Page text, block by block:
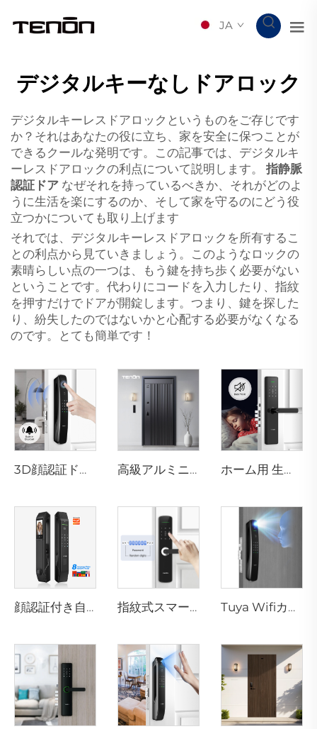
JA
デジタルキーなしドアロック
デジタルキーレスドアロックというものをご存じです
か？それはあなたの役に立ち、家を安全に保つことが
できるクールな発明です。この記事では、デジタルキ
ーレスドアロックの利点について説明します。 指静脈
認証ドア なぜそれを持っているべきか、それがどのよ
うに生活を楽にするのか、そして家を守るのにどう役
立つかについても取り上げます
それでは、デジタルキーレスドアロックを所有するこ
との利点から見ていきましょう。このようなロックの
素晴らしい点の一つは、もう鍵を持ち歩く必要がない
ということです。代わりにコードを入力したり、指紋
を押すだけでドアが開錠します。つまり、鍵を探した
り、紛失したのではないかと心配する必要がなくなる
のです。とても簡単です！
3D顔認証ドアロック カメラ付き 指紋・パスワード・静脈認識 テノンA9 Pro 高級アルミニウム製住宅用玄関ドア メインエントリー対応 M8 ホーム用 生体認証指紋ドアロックハンドル Tuya T15
顔認証付き自動スマート指紋ドアロック D7pro 指紋式スマートロック レバーハンドル・リムピン・カード付き テノンE3 Tuya Wifiカメラ付き自動ID顔認証指紋スマートロック Tenon A9 Pro